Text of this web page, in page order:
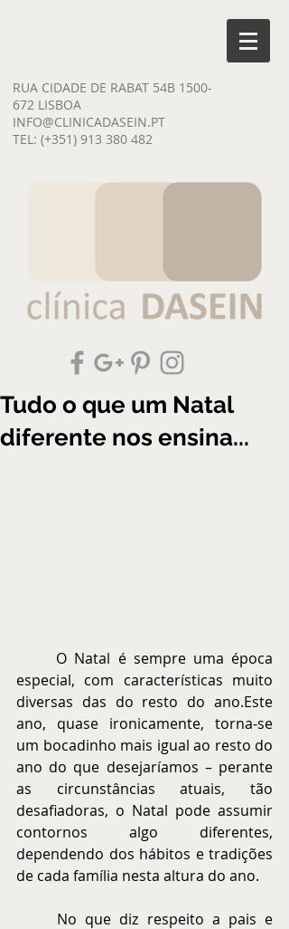
RUA CIDADE DE RABAT 54B 1500-
672 LISBOA
INFO@CLINICADASEIN.PT
TEL: (+351) 913 380 482
Tudo o que um Natal
diferente nos ensina...
especial, com características muito
diversas das do resto do ano.Este
ano, quase ironicamente, torna-se
um bocadinho mais igual ao resto do
ano do que desejaríamos – perante
as circunstâncias atuais, tão
desafiadoras, o Natal pode assumir
contornos algo diferentes,
dependendo dos hábitos e tradições
de cada família nesta altura do ano.